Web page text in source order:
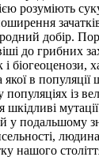
розуміють
добір.
до грибних
біогеоценози,
якої в
із
шкідливі
у подальшому
нашого